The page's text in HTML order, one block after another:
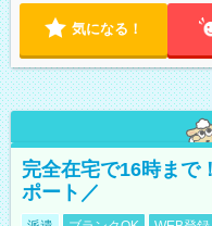
気になる！
完全在宅で16時まで
ポート／